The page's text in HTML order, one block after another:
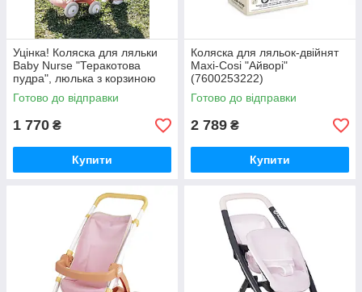
Уцінка! Коляска для ляльки
Baby Nurse "Теракотова
пудра", люлька з корзиною
(7600254124)
Готово до відправки
1 770 ₴
Купити
Коляска для ляльок-двійнят
Maxi-Cosi "Айворі"
(7600253222)
Готово до відправки
2 789 ₴
Купити